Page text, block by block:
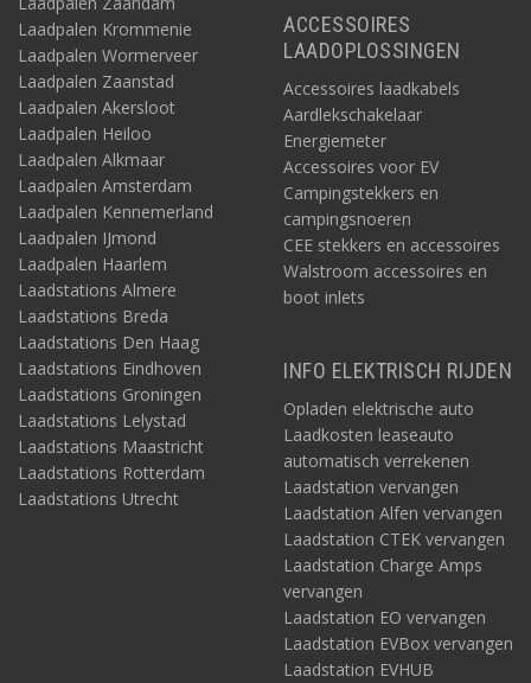
Laadpalen Krommenie
Laadpalen Wormerveer
Laadpalen Zaanstad
Laadpalen Akersloot
Laadpalen Heiloo
Laadpalen Alkmaar
Laadpalen Amsterdam
Laadpalen Kennemerland
Laadpalen IJmond
Laadpalen Haarlem
Laadstations Almere
Laadstations Breda
Laadstations Den Haag
Laadstations Eindhoven
Laadstations Groningen
Laadstations Lelystad
Laadstations Maastricht
Laadstations Rotterdam
Laadstations Utrecht
ACCESSOIRES
LAADOPLOSSINGEN
Accessoires laadkabels
Aardlekschakelaar
Energiemeter
Accessoires voor EV
Campingstekkers en
campingsnoeren
CEE stekkers en accessoires
Walstroom accessoires en
boot inlets
INFO ELEKTRISCH RIJDEN
Opladen elektrische auto
Laadkosten leaseauto
automatisch verrekenen
Laadstation vervangen
Laadstation Alfen vervangen
Laadstation CTEK vervangen
Laadstation Charge Amps
vervangen
Laadstation EO vervangen
Laadstation EVBox vervangen
Laadstation EVHUB